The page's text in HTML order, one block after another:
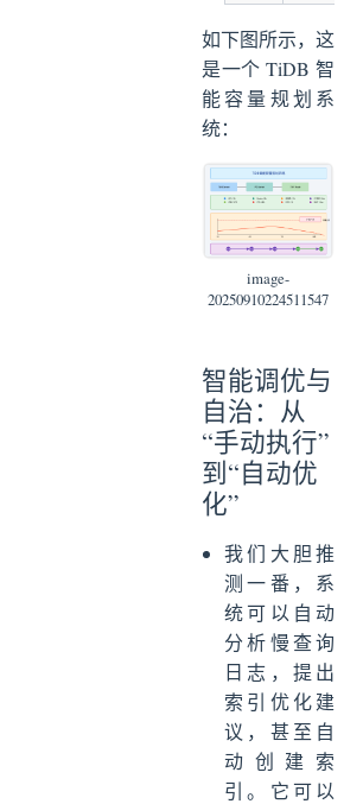
如下图所示，这
是一个 TiDB 智
能容量规划系
统：
image-
20250910224511547
智能调优与
自治：从
“手动执行”
到“自动优
化”
我们大胆推
测一番，系
统可以自动
分析慢查询
日志，提出
索引优化建
议，甚至自
动创建索
引。它可以